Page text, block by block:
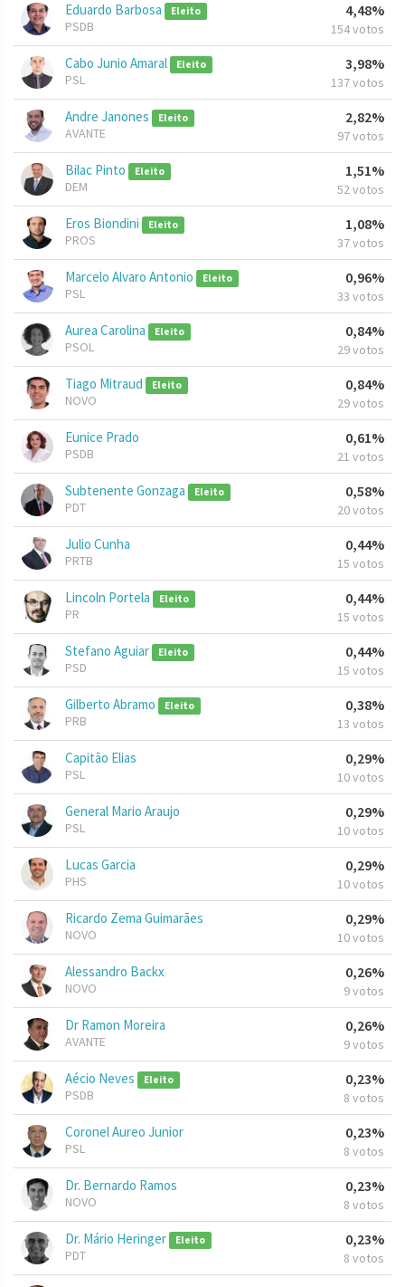
Eduardo Barbosa Eleito
PSDB
4,48%
154 votos
Cabo Junio Amaral Eleito
PSL
3,98%
137 votos
Andre Janones Eleito
AVANTE
2,82%
97 votos
Bilac Pinto Eleito
DEM
1,51%
52 votos
Eros Biondini Eleito
PROS
1,08%
37 votos
Marcelo Alvaro Antonio Eleito
PSL
0,96%
33 votos
Aurea Carolina Eleito
PSOL
0,84%
29 votos
Tiago Mitraud Eleito
NOVO
0,84%
29 votos
Eunice Prado
PSDB
0,61%
21 votos
Subtenente Gonzaga Eleito
PDT
0,58%
20 votos
Julio Cunha
PRTB
0,44%
15 votos
Lincoln Portela Eleito
PR
0,44%
15 votos
Stefano Aguiar Eleito
PSD
0,44%
15 votos
Gilberto Abramo Eleito
PRB
0,38%
13 votos
Capitão Elias
PSL
0,29%
10 votos
General Mario Araujo
PSL
0,29%
10 votos
Lucas Garcia
PHS
0,29%
10 votos
Ricardo Zema Guimarães
NOVO
0,29%
10 votos
Alessandro Backx
NOVO
0,26%
9 votos
Dr Ramon Moreira
AVANTE
0,26%
9 votos
Aécio Neves Eleito
PSDB
0,23%
8 votos
Coronel Aureo Junior
PSL
0,23%
8 votos
Dr. Bernardo Ramos
NOVO
0,23%
8 votos
Dr. Mário Heringer Eleito
PDT
0,23%
8 votos